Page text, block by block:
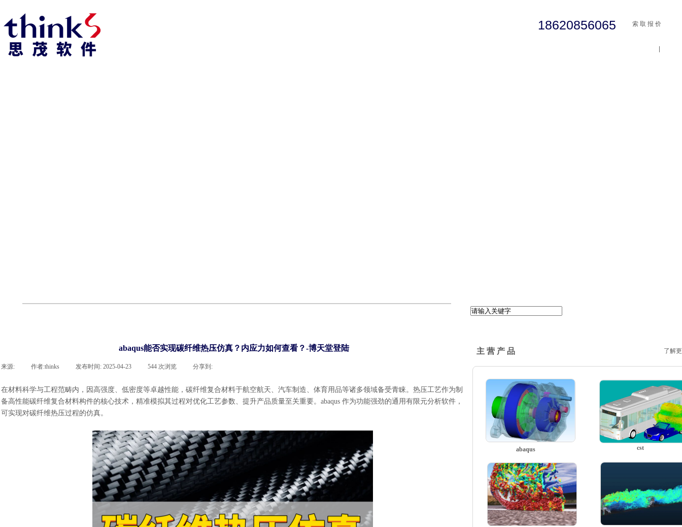
18620856065 索 取 报 价
abaqus能否实现碳纤维热压仿真？内应力如何查看？-博天堂登陆
来源: 作者:thinks 发布时间: 2025-04-23 544 次浏览 分享到:
在材料科学与工程范畴内，因高强度、低密度等卓越性能，碳纤维复合材料于航空航天、汽车制造、体育用品等诸多领域备受青睐。热压工艺作为制
备高性能碳纤维复合材料构件的核心技术，精准模拟其过程对优化工艺参数、提升产品质量至关重要。abaqus 作为功能强劲的通用有限元分析软件，
可实现对碳纤维热压过程的仿真。
主 营 产 品 了解
cst
abaqus